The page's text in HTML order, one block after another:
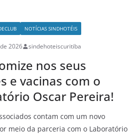
NOTÍCIAS SINDHOTÉIS
2026 sindehoteiscuritiba
nos seus
e vacinas com o
Oscar Pereira!
contam com um novo
meio da parceria com o Laboratório